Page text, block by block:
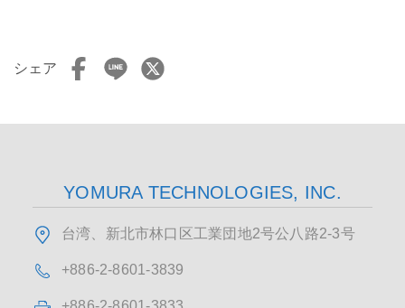
シェア
YOMURA TECHNOLOGIES, INC.
台湾、新北市林口区工業団地2号公八路2-3号
+886-2-8601-3839